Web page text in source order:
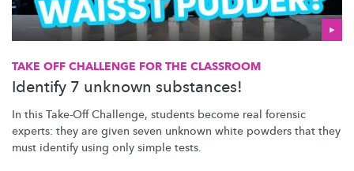
TAKE OFF CHALLENGE FOR THE CLASSROOM
Identify 7 unknown substances!
In this Take-Off Challenge, students become real forensic
experts: they are given seven unknown white powders that they
must identify using only simple tests.